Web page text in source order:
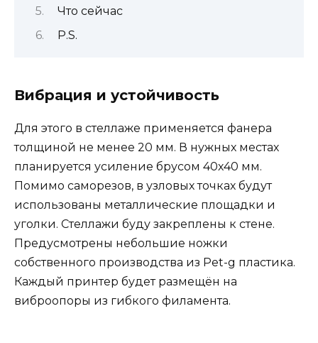
Что сейчас
P.S.
Вибрация и устойчивость
Для этого в стеллаже применяется фанера
толщиной не менее 20 мм. В нужных местах
планируется усиление брусом 40х40 мм.
Помимо саморезов, в узловых точках будут
использованы металлические площадки и
уголки. Стеллажи буду закреплены к стене.
Предусмотрены небольшие ножки
собственного производства из Pet-g пластика.
Каждый принтер будет размещён на
виброопоры из гибкого филамента.